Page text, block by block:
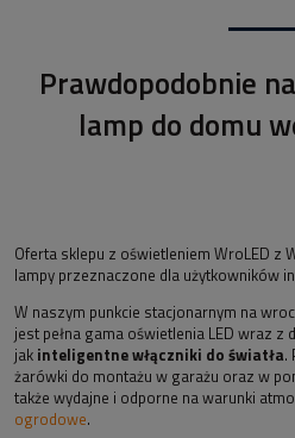
Prawdopodobnie
lamp do domu
Oferta sklepu z oświetleniem WroLED z
lampy przeznaczone dla użytkowników
W naszym punkcie stacjonarnym na
jest pełna gama oświetlenia LED wraz
jak inteligentne włączniki do światła.
żarówki do montażu w garażu oraz w
także wydajne i odporne na warunki
ogrodowe.